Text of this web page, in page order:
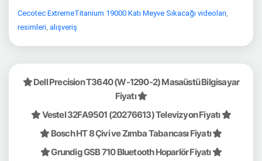
Cecotec ExtremeTitanium 19000 Katı Meyve Sıkacağı videoları,
resimleri, alışveriş
Dell Precision T3640 (W-1290-2) Masaüstü Bilgisayar
Fiyatı
Vestel 32FA9501 (20276613) Televizyon Fiyatı
Bosch HT 8 Çivi ve Zımba Tabancası Fiyatı
Grundig GSB 710 Bluetooth Hoparlör Fiyatı